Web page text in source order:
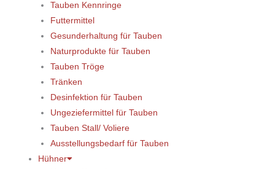
Tauben Kennringe
Futtermittel
Gesunderhaltung für Tauben
Naturprodukte für Tauben
Tauben Tröge
Tränken
Desinfektion für Tauben
Ungeziefermittel für Tauben
Tauben Stall/ Voliere
Ausstellungsbedarf für Tauben
Hühner